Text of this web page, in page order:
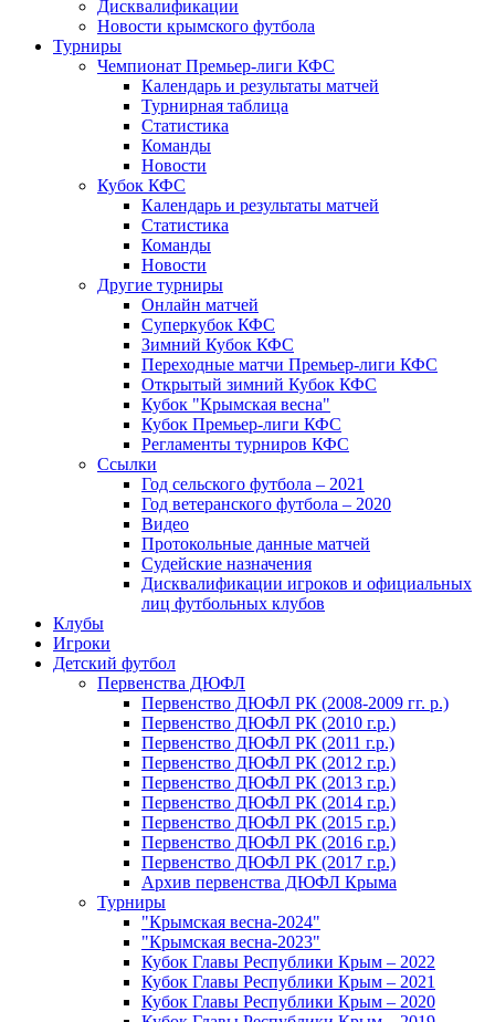
Дисквалификации
Новости крымского футбола
Турниры
Чемпионат Премьер-лиги КФС
Календарь и результаты матчей
Турнирная таблица
Статистика
Команды
Новости
Кубок КФС
Календарь и результаты матчей
Статистика
Команды
Новости
Другие турниры
Онлайн матчей
Суперкубок КФС
Зимний Кубок КФС
Переходные матчи Премьер-лиги КФС
Открытый зимний Кубок КФС
Кубок "Крымская весна"
Кубок Премьер-лиги КФС
Регламенты турниров КФС
Ссылки
Год сельского футбола – 2021
Год ветеранского футбола – 2020
Видео
Протокольные данные матчей
Судейские назначения
Дисквалификации игроков и официальных
лиц футбольных клубов
Клубы
Игроки
Детский футбол
Первенства ДЮФЛ
Первенство ДЮФЛ РК (2008-2009 гг. р.)
Первенство ДЮФЛ РК (2010 г.р.)
Первенство ДЮФЛ РК (2011 г.р.)
Первенство ДЮФЛ РК (2012 г.р.)
Первенство ДЮФЛ РК (2013 г.р.)
Первенство ДЮФЛ РК (2014 г.р.)
Первенство ДЮФЛ РК (2015 г.р.)
Первенство ДЮФЛ РК (2016 г.р.)
Первенство ДЮФЛ РК (2017 г.р.)
Архив первенства ДЮФЛ Крыма
Турниры
"Крымская весна-2024"
"Крымская весна-2023"
Кубок Главы Республики Крым – 2022
Кубок Главы Республики Крым – 2021
Кубок Главы Республики Крым – 2020